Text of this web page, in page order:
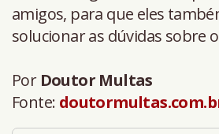
amigos, para que eles
solucionar as dúvidas sobre
Por Doutor Multas
Fonte: